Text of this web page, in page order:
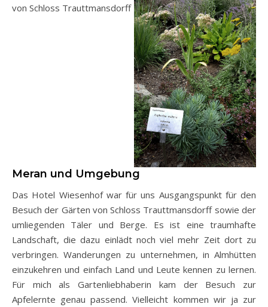
Meran und Umgebung
Das Hotel Wiesenhof war für uns Ausgangspunkt für den
Besuch der Gärten von Schloss Trauttmansdorff sowie der
umliegenden Täler und Berge. Es ist eine traumhafte
Landschaft, die dazu einlädt noch viel mehr Zeit dort zu
verbringen. Wanderungen zu unternehmen, in Almhütten
einzukehren und einfach Land und Leute kennen zu lernen.
Für mich als Gartenliebhaberin kam der Besuch zur
Apfelernte genau passend. Vielleicht kommen wir ja zur